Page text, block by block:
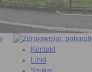
Kontakt
Linki